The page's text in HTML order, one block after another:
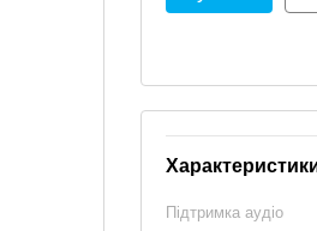
Підтримка аудіо